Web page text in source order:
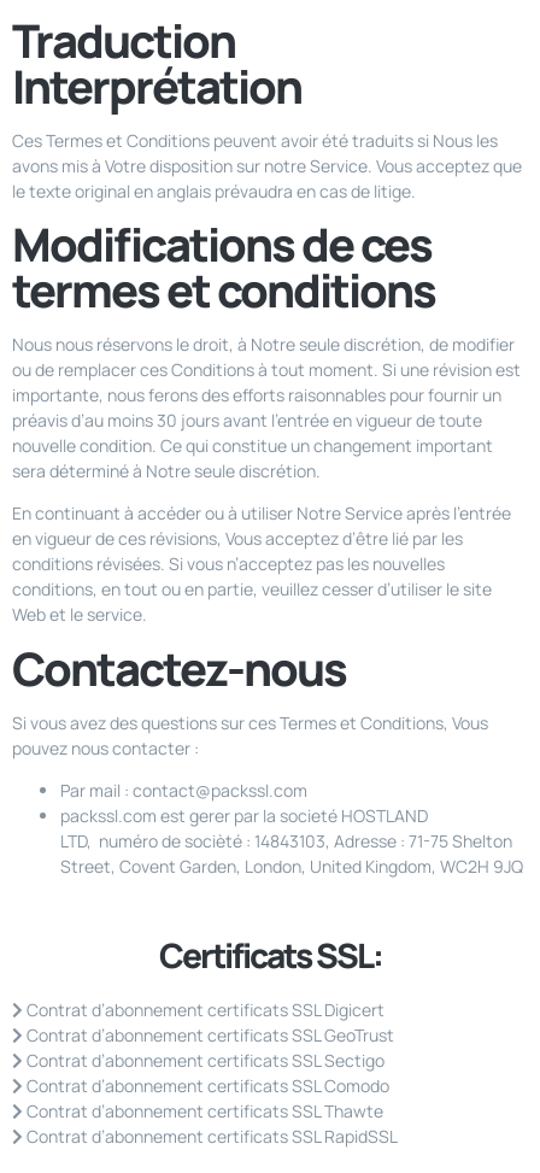
Traduction
Interprétation
Ces Termes et Conditions peuvent avoir été traduits si Nous les
avons mis à Votre disposition sur notre Service. Vous acceptez que
le texte original en anglais prévaudra en cas de litige.
Modifications de ces
termes et conditions
Nous nous réservons le droit, à Notre seule discrétion, de modifier
ou de remplacer ces Conditions à tout moment. Si une révision est
importante, nous ferons des efforts raisonnables pour fournir un
préavis d’au moins 30 jours avant l’entrée en vigueur de toute
nouvelle condition. Ce qui constitue un changement important
sera déterminé à Notre seule discrétion.
En continuant à accéder ou à utiliser Notre Service après l’entrée
en vigueur de ces révisions, Vous acceptez d’être lié par les
conditions révisées. Si vous n’acceptez pas les nouvelles
conditions, en tout ou en partie, veuillez cesser d’utiliser le site
Web et le service.
Contactez-nous
Si vous avez des questions sur ces Termes et Conditions, Vous
pouvez nous contacter :
Par mail : contact@packssl.com
packssl.com est gerer par la societé HOSTLAND
LTD, numéro de socièté : 14843103, Adresse : 71-75 Shelton
Street, Covent Garden, London, United Kingdom, WC2H 9JQ
Certificats SSL:
Contrat d’abonnement certificats SSL Digicert
Contrat d’abonnement certificats SSL GeoTrust
Contrat d’abonnement certificats SSL Sectigo
Contrat d’abonnement certificats SSL Comodo
Contrat d’abonnement certificats SSL Thawte
Contrat d’abonnement certificats SSL RapidSSL